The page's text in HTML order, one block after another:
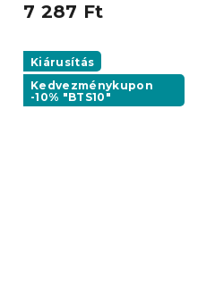
7 287 Ft
Kiárusítás
Kedvezménykupon
-10% "BTS10"